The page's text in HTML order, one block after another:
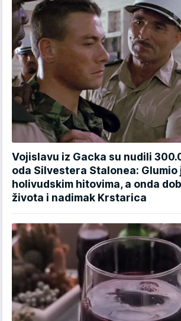
Vojislavu iz Gacka su nudili
oda Silvestera Stalonea: Glumio
holivudskim hitovima, a onda
života i nadimak Krstarica